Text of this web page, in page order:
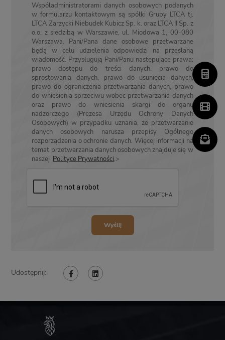
Współadministratorami danych osobowych podanych
w formularzu kontaktowym są spółki Grupy LTCA tj.
LTCA Zarzycki Niebudek Kubicz Sp. k. oraz LTCA II Sp. z
o.o. z siedzibą w Warszawie, ul. Miodowa 1, 00-080
Warszawa. Pani/Pana dane osobowe przetwarzane
będą w celu udzielenia odpowiedzi na przesłaną
wiadomość. Przysługują Pani/Panu następujące prawa:
prawo dostępu do treści danych, prawo do
sprostowania danych, prawo do usunięcia danych,
prawo do ograniczenia przetwarzania danych, prawo
do wniesienia sprzeciwu wobec przetwarzania danych
oraz prawo do wniesienia skargi do organu
nadzorczego (Prezesa Urzędu Ochrony Danych
Osobowych) w przypadku uznania, że przetwarzanie
danych osobowych narusza przepisy Ogólnego
rozporządzenia o ochronie danych. Więcej informacji na
temat przetwarzania danych osobowych znajduje się w
naszej Polityce Prywatności.>
Udostępnij: